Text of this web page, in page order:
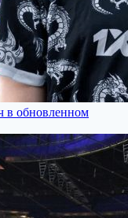
в обновленном